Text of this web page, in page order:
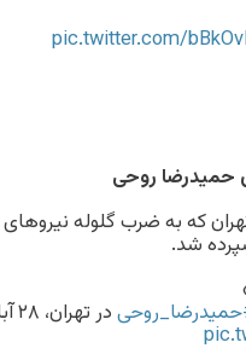
pic.twitter.com/
حمید‌رضا روحی
که به ضرب گلوله
در تهران، ۲۸ آبان'